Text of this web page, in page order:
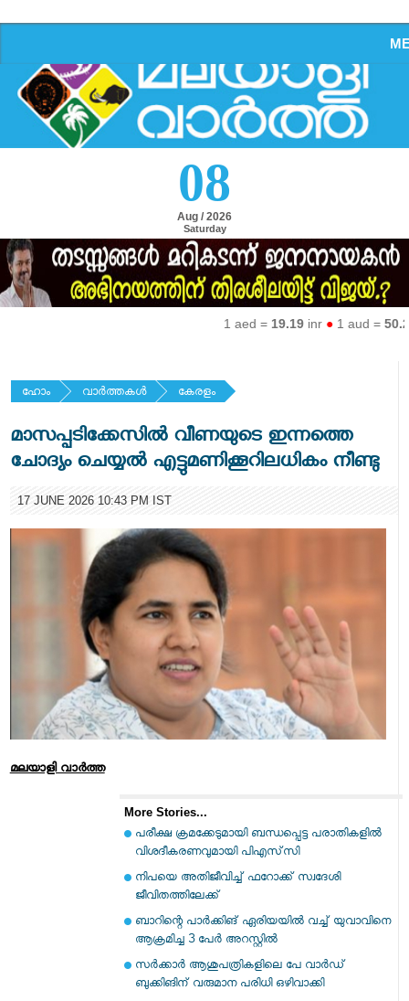
08
Aug / 2026
Saturday
1 aed =19.19inr ●1 aud =50.27
ഹോം വാര്‍ത്തകള്‍ കേരളം
മാസപ്പടിക്കേസില്‍ വീണയുടെ ഇന്നത്തെ
ചോദ്യം ചെയ്യല്‍ എട്ടുമണിക്കൂറിലധികം നീണ്ടു
17 JUNE 2026 10:43 PM IST
മലയാളി വാര്‍ത്ത
More Stories...
പരീക്ഷ ക്രമക്കേടുമായി ബന്ധപ്പെട്ട പരാതികളില്‍
വിശദീകരണവുമായി പിഎസ്‌സി
നിപയെ അതിജീവിച്ച് ഫറോക്ക് സ്വദേശി
ജീവിതത്തിലേക്ക്
ബാറിന്റെ പാര്‍ക്കിങ് ഏരിയയില്‍ വച്ച് യുവാവിനെ
ആക്രമിച്ച 3 പേര്‍ അറസ്റ്റില്‍
സര്‍ക്കാര്‍ ആശുപത്രികളിലെ പേ വാര്‍ഡ്
ബുക്കിങിന് വരുമാന പരിധി ഒഴിവാക്കി